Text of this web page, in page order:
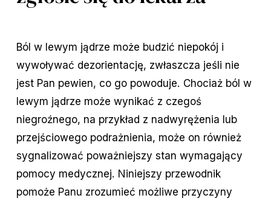
Ból w lewym jądrze może budzić niepokój i
wywoływać dezorientację, zwłaszcza jeśli nie
jest Pan pewien, co go powoduje. Chociaż ból w
lewym jądrze może wynikać z czegoś
niegroźnego, na przykład z nadwyrężenia lub
przejściowego podrażnienia, może on również
sygnalizować poważniejszy stan wymagający
pomocy medycznej. Niniejszy przewodnik
pomoże Panu zrozumieć możliwe przyczyny